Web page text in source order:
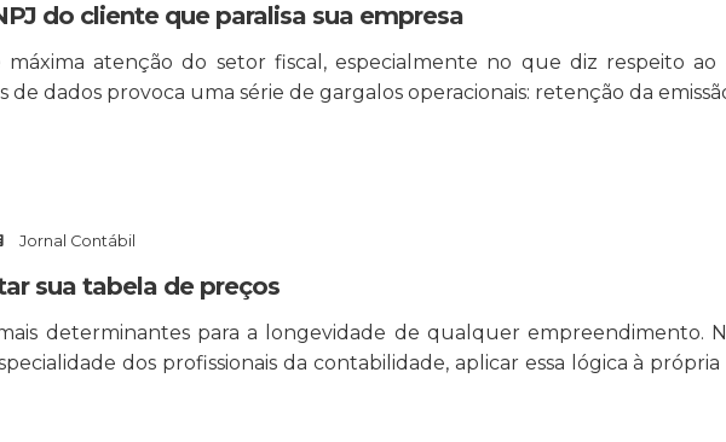
do cliente que paralisa sua empresa
máxima atenção do setor fiscal, especialmente no que diz respeito
dados provoca uma série de gargalos operacionais: retenção da
Jornal Contábil
sua tabela de preços
determinantes para a longevidade de qualquer empreendimento.
dos profissionais da contabilidade, aplicar essa lógica à